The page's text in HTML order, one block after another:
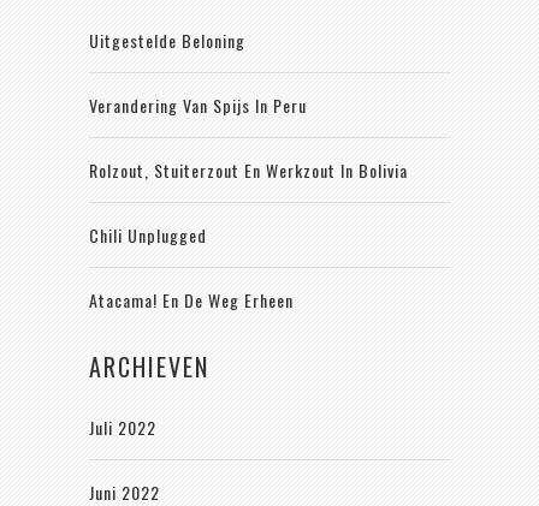
Uitgestelde Beloning
Verandering Van Spijs In Peru
Rolzout, Stuiterzout En Werkzout In Bolivia
Chili Unplugged
Atacama! En De Weg Erheen
ARCHIEVEN
Juli 2022
Juni 2022